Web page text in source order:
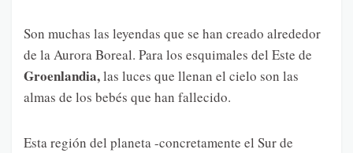
Son muchas las leyendas que se han creado alrededor
de la Aurora Boreal. Para los esquimales del Este de
Groenlandia,las luces que llenan el cielo son las
almas de los bebés que han fallecido.
Esta región del planeta -concretamente el Sur de